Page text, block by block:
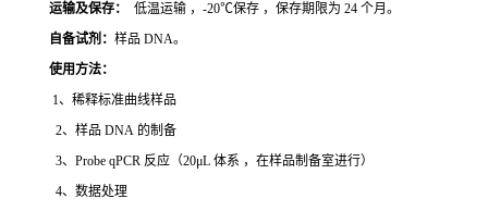
运输及保存：
低温运输 ，-20℃保存 ，保存期限为 24 个月。
自备试剂： 样品 DNA。
使用方法：
1、稀释标准曲线样品
2、样品 DNA 的制备
3、Probe qPCR 反应（20μL 体系 ，在样品制备室进行）
4、数据处理